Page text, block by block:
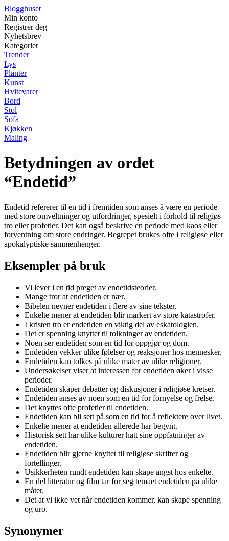
Blogghuset
Min konto
Registrer deg
Nyhetsbrev
Kategorier
Trender
Lys
Planter
Kunst
Hvitevarer
Bord
Stol
Sofa
Kjøkken
Maling
Betydningen av ordet
“Endetid”
Endetid refererer til en tid i fremtiden som anses å være en periode
med store omveltninger og utfordringer, spesielt i forhold til religiøs
tro eller profetier. Det kan også beskrive en periode med kaos eller
forventning om store endringer. Begrepet brukes ofte i religiøse eller
apokalyptiske sammenhenger.
Eksempler på bruk
Vi lever i en tid preget av endetidsteorier.
Mange tror at endetiden er nær.
Bibelen nevner endetiden i flere av sine tekster.
Enkelte mener at endetiden blir markert av store katastrofer.
I kristen tro er endetiden en viktig del av eskatologien.
Det er spenning knyttet til tolkninger av endetiden.
Noen ser endetiden som en tid for oppgjør og dom.
Endetiden vekker ulike følelser og reaksjoner hos mennesker.
Endetiden kan tolkes på ulike måter av ulike religioner.
Undersøkelser viser at interessen for endetiden øker i visse
perioder.
Endetiden skaper debatter og diskusjoner i religiøse kretser.
Endetiden anses av noen som en tid for fornyelse og frelse.
Det knyttes ofte profetier til endetiden.
Endetiden kan bli sett på som en tid for å reflektere over livet.
Enkelte mener at endetiden allerede har begynt.
Historisk sett har ulike kulturer hatt sine oppfatninger av
endetiden.
Endetiden blir gjerne knyttet til religiøse skrifter og
fortellinger.
Usikkerheten rundt endetiden kan skape angst hos enkelte.
En del litteratur og film tar for seg temaet endetiden på ulike
måter.
Det at vi ikke vet når endetiden kommer, kan skape spenning
og uro.
Synonymer